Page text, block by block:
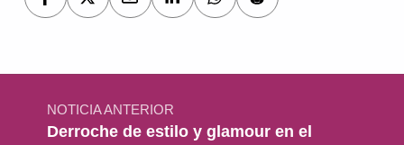
Navegación de entradas
NOTICIA ANTERIOR
Derroche de estilo y glamour en el